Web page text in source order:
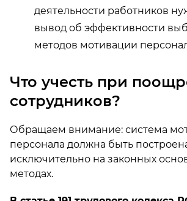
деятельности работников
вывод об эффективности
методов мотивации
Что учесть при
сотрудников?
Обращаем внимание: система
персонала должна быть
исключительно на законных
методах.